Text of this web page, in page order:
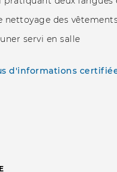
nettoyage des
servi en salle
d'informations